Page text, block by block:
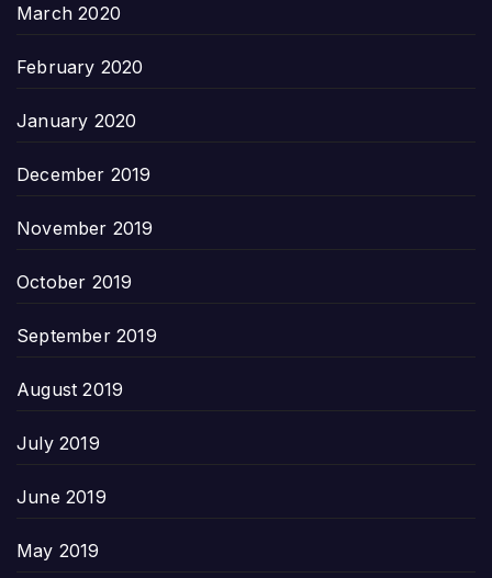
March 2020
February 2020
January 2020
December 2019
November 2019
October 2019
September 2019
August 2019
July 2019
June 2019
May 2019